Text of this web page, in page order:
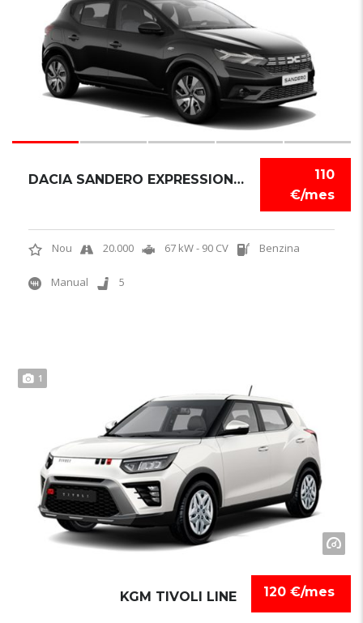
110
€/mes
DACIA SANDERO EXPRESSION TCE
Nou 20.000 67 kW - 90 CV Benzina
Manual 5
1
120 €/mes
KGM TIVOLI LINE